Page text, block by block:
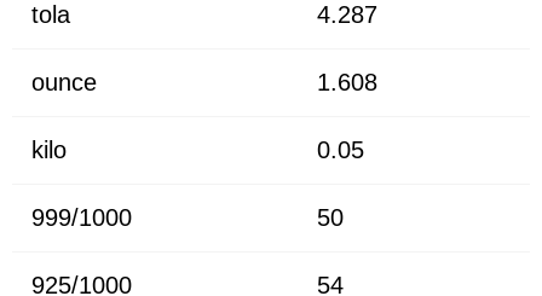
tola 4.287
ounce 1.608
kilo 0.05
999/1000 50
925/1000 54